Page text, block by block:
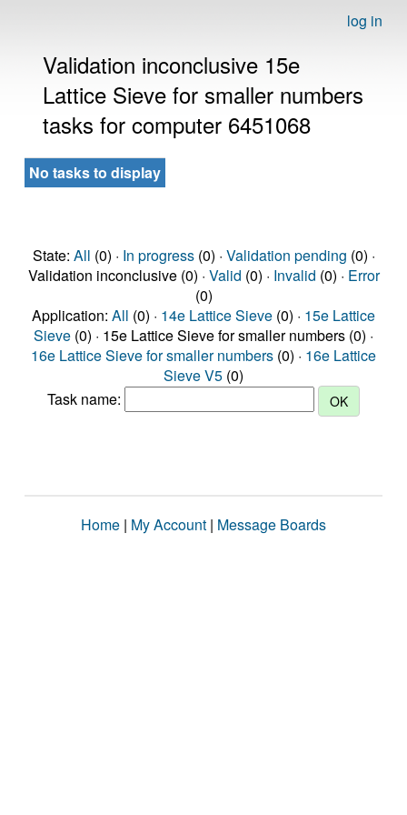
log in
Validation inconclusive 15e
Lattice Sieve for smaller numbers
tasks for computer 6451068
No tasks to display
State: All (0) · In progress(0) · Validation pending (0) ·
Validation inconclusive (0) · Valid (0) · Invalid (0) · Error
(0)
Application: All (0) · 14e Lattice Sieve (0) · 15e Lattice
Sieve (0) · 15e Lattice Sieve for smaller numbers (0) ·
16e Lattice Sieve for smaller numbers (0) · 16e Lattice
Sieve V5 (0)
Task name:
Home | My Account | Message Boards